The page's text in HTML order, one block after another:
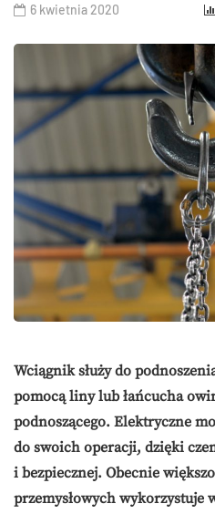
6 kwietnia 2020
Wciągnik służy do
pomocą liny lub łańcucha
podnoszącego. Elektryczne
do swoich operacji, dzięki
i bezpiecznej. Obecnie
przemysłowych wykorzystuje